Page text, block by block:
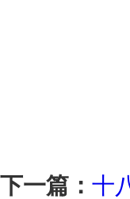
下一篇： 十